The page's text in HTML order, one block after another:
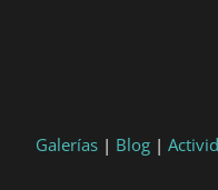
Galerías | Blog |